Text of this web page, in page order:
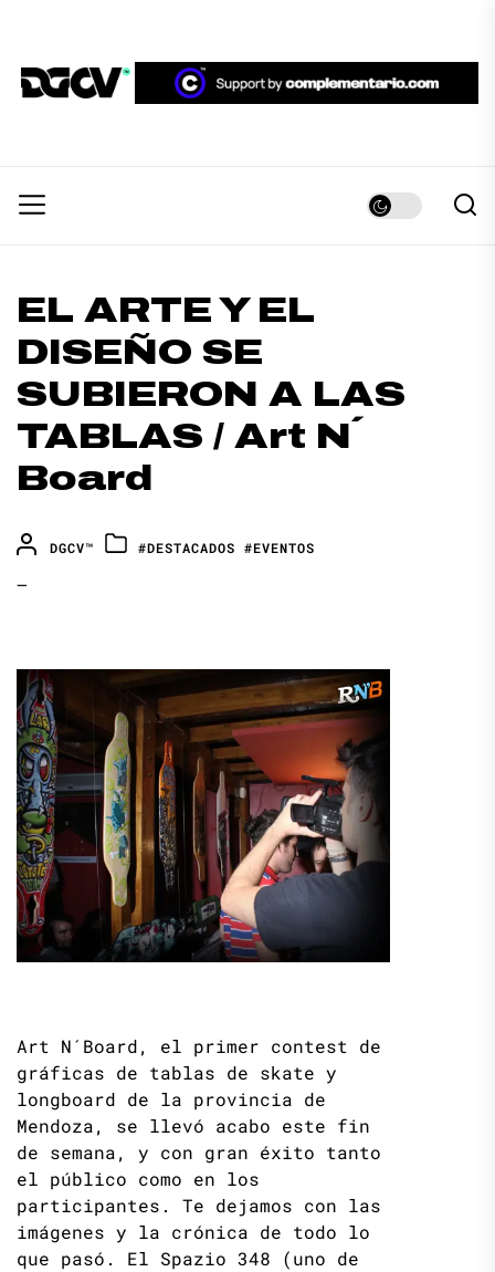
the
content
DGCV™
EL ARTE Y EL
DISEÑO SE
SUBIERON A LAS
TABLAS / Art N´
Board
DGCV™ #DESTACADOS #EVENTOS
—
Art N´Board, el primer contest de
gráficas de tablas de skate y
longboard de la provincia de
Mendoza, se llevó acabo este fin
de semana, y con gran éxito tanto
el público como en los
participantes. Te dejamos con las
imágenes y la crónica de todo lo
que pasó. El Spazio 348 (uno de